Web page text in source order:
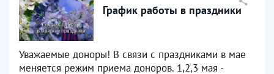
График работы в праздники
Уважаемые доноры! В связи с праздниками в мае
меняется режим приема доноров. 1,2,3 мая -